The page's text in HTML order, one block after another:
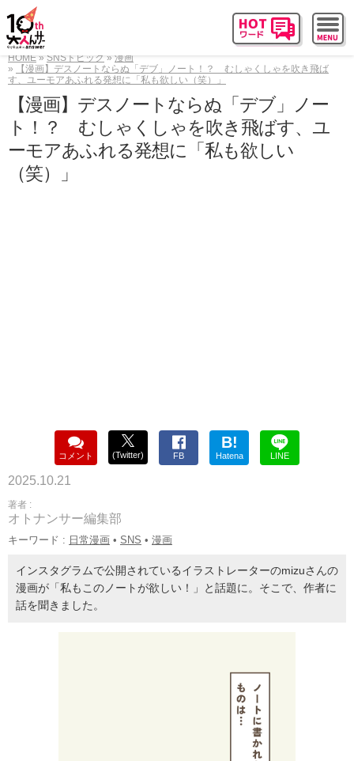
HOME SNSトピック
漫画
【漫画】デスノートならぬ「デブ」ノート！？ むしゃくしゃを吹き飛ば
す、ユーモアあふれる発想に「私も欲しい（笑）」
【漫画】デスノートならぬ「デブ」ノー
ト！？ むしゃくしゃを吹き飛ばす、ユ
ーモアあふれる発想に「私も欲しい
（笑）」
コメント (Twitter) FB
B!
Hatena LINE
2025.10.21
著者 :
オトナンサー編集部
キーワード : 日常漫画 • SNS • 漫画
インスタグラムで公開されているイラストレーターのmizuさんの
漫画が「私もこのノートが欲しい！」と話題に。そこで、作者に
話を聞きました。